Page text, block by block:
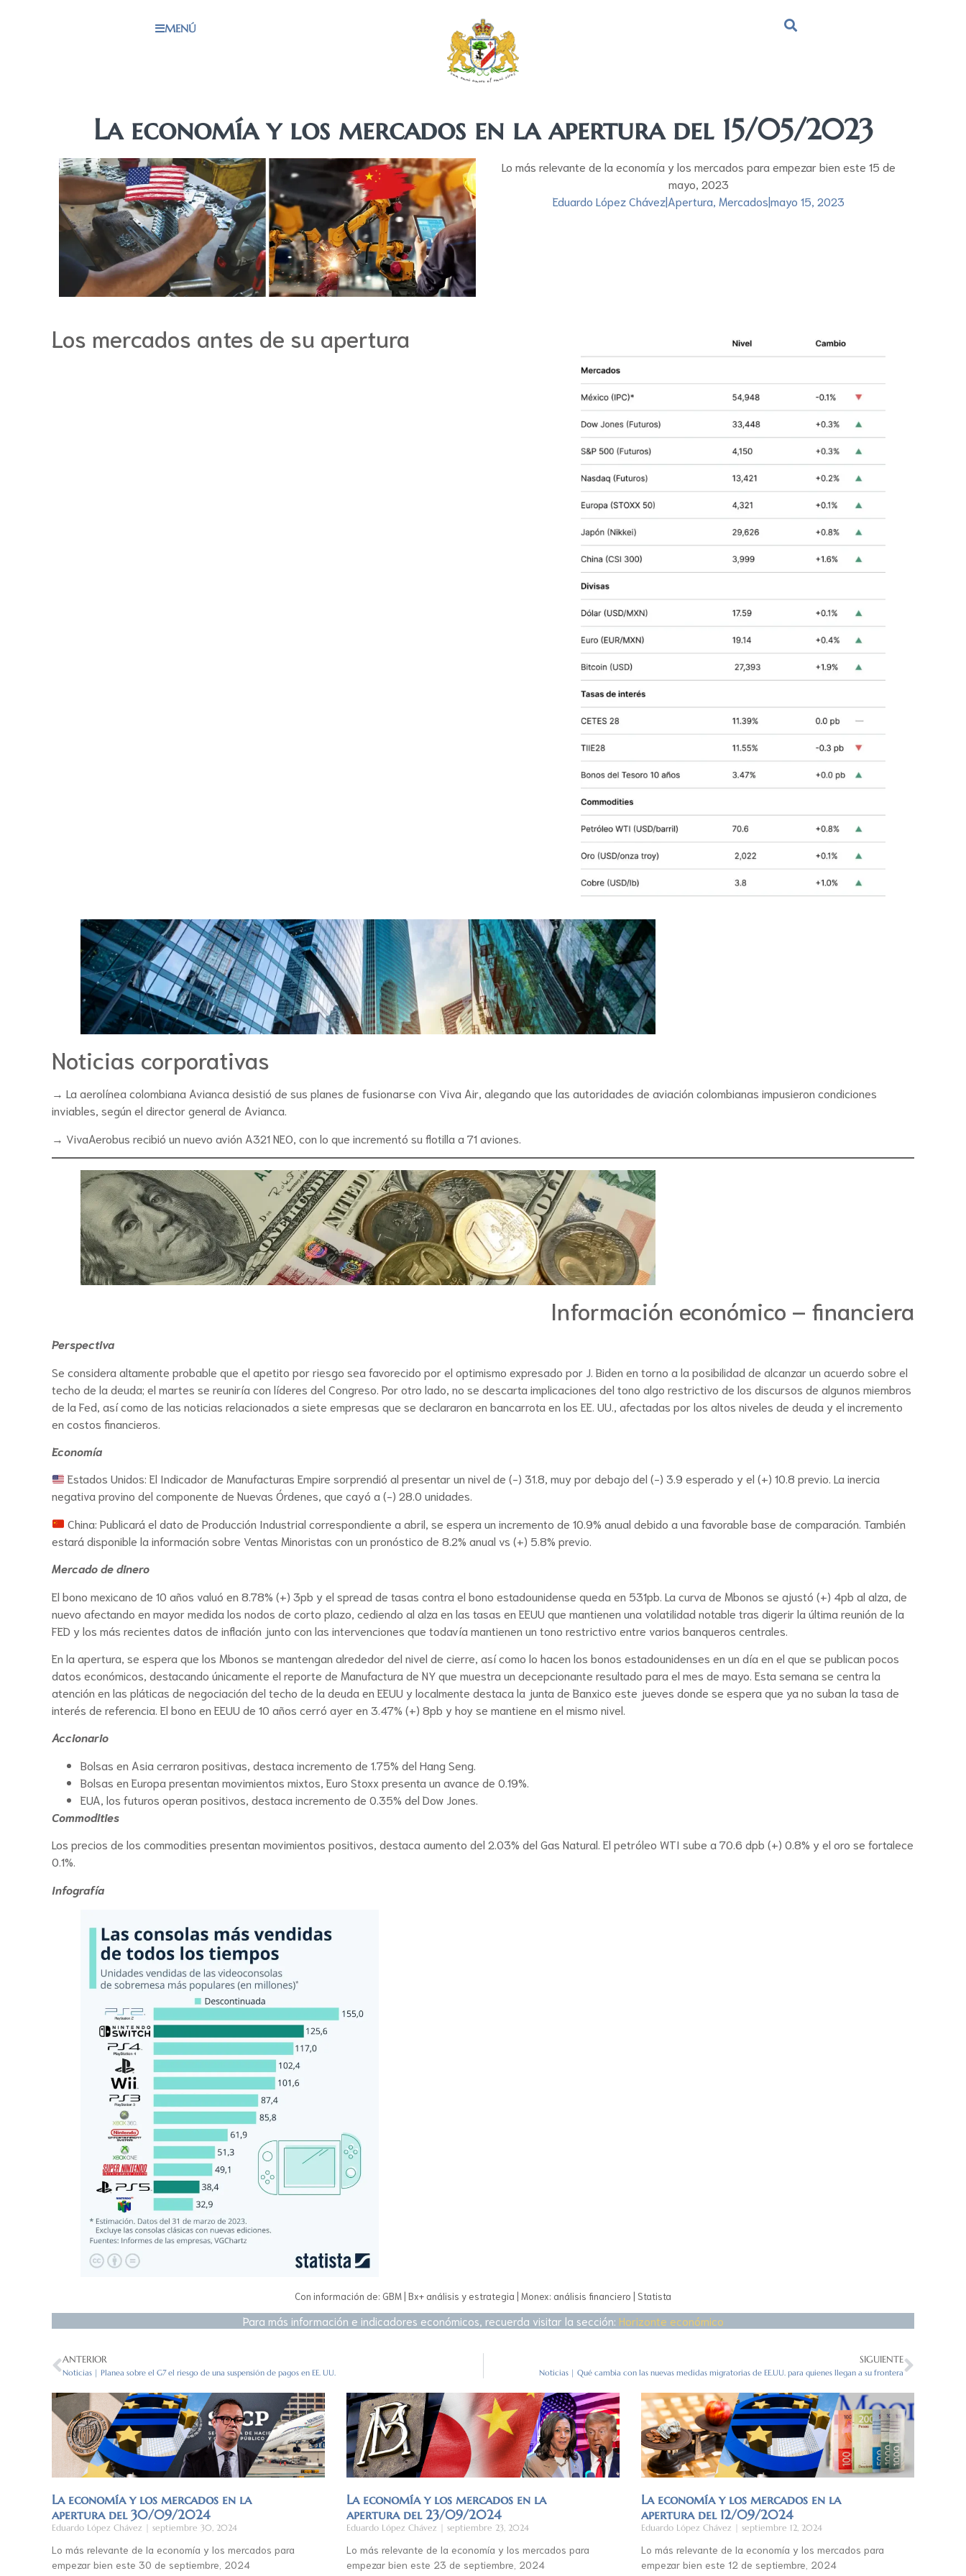
MENÚ
La economía y los mercados en la apertura del 15/05/2023
Lo más relevante de la economía y los mercados para empezar bien este 15 de
mayo, 2023
Eduardo López Chávez|Apertura Mercados|mayo 15, 2023
Los mercados antes de su apertura
Noticias corporativas
→ La aerolínea colombiana Avianca desistió de sus planes de fusionarse con Viva Air, alegando que las autoridades de aviación colombianas impusieron condiciones
inviables, según el director general de Avianca.
→ VivaAerobus recibió un nuevo avión A321 NEO, con lo que incrementó su flotilla a 71 aviones.
Información económico – financiera
Perspectiva
Se considera altamente probable que el apetito por riesgo sea favorecido por el optimismo expresado por J. Biden en torno a la posibilidad de alcanzar un acuerdo sobre el
techo de la deuda; el martes se reuniría con líderes del Congreso. Por otro lado, no se descarta implicaciones del tono algo restrictivo de los discursos de algunos miembros
de la Fed, así como de las noticias relacionados a siete empresas que se declararon en bancarrota en los EE. UU., afectadas por los altos niveles de deuda y el incremento
en costos financieros.
Economía
Estados Unidos: El Indicador de Manufacturas Empire sorprendió al presentar un nivel de (-) 31.8, muy por debajo del (-) 3.9 esperado y el (+) 10.8 previo. La inercia
negativa provino del componente de Nuevas Órdenes, que cayó a (-) 28.0 unidades.
China: Publicará el dato de Producción Industrial correspondiente a abril, se espera un incremento de 10.9% anual debido a una favorable base de comparación. También
estará disponible la información sobre Ventas Minoristas con un pronóstico de 8.2% anual vs (+) 5.8% previo.
Mercado de dinero
El bono mexicano de 10 años valuó en 8.78% (+) 3pb y el spread de tasas contra el bono estadounidense queda en 531pb. La curva de Mbonos se ajustó (+) 4pb al alza, de
nuevo afectando en mayor medida los nodos de corto plazo, cediendo al alza en las tasas en EEUU que mantienen una volatilidad notable tras digerir la última reunión de la
FED y los más recientes datos de inflación junto con las intervenciones que todavía mantienen un tono restrictivo entre varios banqueros centrales.
En la apertura, se espera que los Mbonos se mantengan alrededor del nivel de cierre, así como lo hacen los bonos estadounidenses en un día en el que se publican pocos
datos económicos, destacando únicamente el reporte de Manufactura de NY que muestra un decepcionante resultado para el mes de mayo. Esta semana se centra la
atención en las pláticas de negociación del techo de la deuda en EEUU y localmente destaca la junta de Banxico este jueves donde se espera que ya no suban la tasa de
interés de referencia. El bono en EEUU de 10 años cerró ayer en 3.47% (+) 8pb y hoy se mantiene en el mismo nivel.
Accionario
Bolsas en Asia cerraron positivas, destaca incremento de 1.75% del Hang Seng.
Bolsas en Europa presentan movimientos mixtos, Euro Stoxx presenta un avance de 0.19%.
EUA, los futuros operan positivos, destaca incremento de 0.35% del Dow Jones.
Commodities
Los precios de los commodities presentan movimientos positivos, destaca aumento del 2.03% del Gas Natural. El petróleo WTI sube a 70.6 dpb (+) 0.8% y el oro se fortalece
0.1%.
Infografía
Con información de: GBM | Bx+ análisis y estrategia | Monex: análisis financiero | Statista
Para más información e indicadores económicos, recuerda visitar la sección: Horizonte económico
ANTERIOR
Noticias | Planea sobre el G7 el riesgo de una suspensión de pagos en EE. UU.
SIGUIENTE
Noticias | Qué cambia con las nuevas medidas migratorias de EE.UU. para quienes llegan a su frontera
La economía y los mercados en la
apertura del 30/09/2024
Eduardo López Chávez septiembre 30, 2024
Lo más relevante de la economía y los mercados para
empezar bien este 30 de septiembre, 2024
La economía y los mercados en la
apertura del 23/09/2024
Eduardo López Chávez septiembre 23, 2024
Lo más relevante de la economía y los mercados para
empezar bien este 23 de septiembre, 2024
La economía y los mercados en la
apertura del 12/09/2024
Eduardo López Chávez septiembre 12, 2024
Lo más relevante de la economía y los mercados para
empezar bien este 12 de septiembre, 2024